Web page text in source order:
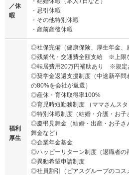
／休
暇
・忌引休暇
・その他特別休暇
・産前産後休暇
福利
厚生
◎社保完備（健康保険、厚生年金、
◎残業代・交通費全額支給 ※上限
◎転居費用20万円補助あり ※規定
◎奨学金返還支援制度（中途新卒問
の80%を会社が返還）
◎産休・育休取得率100%
◎育児時短勤務制度 （ママさんスタ
◎特別休暇制度（結婚・介護・お子
◎慶弔見舞金（結婚・出産・お子さ
舞金など）
◎企業年金基金
◎ハッピーリターン制度（退職者の
◎異動希望申請制度
◎社員割引（ピアスグループのコス